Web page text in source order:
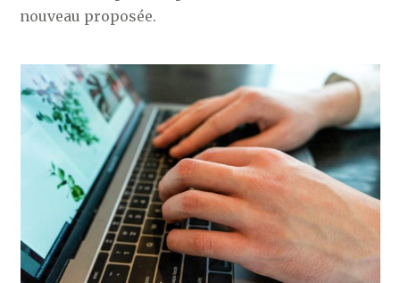
nouveau proposée.